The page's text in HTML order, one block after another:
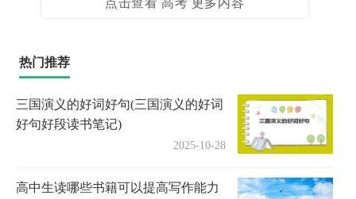
点击查看 高考 更多内容
热门推荐
三国演义的好词好句(三国演义的好词
好句好段读书笔记)
2025-10-28
高中生读哪些书籍可以提高写作能力